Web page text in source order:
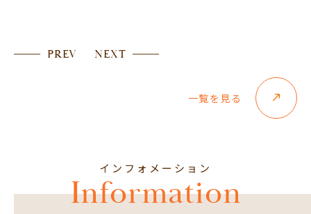
PREV NEXT
一覧を見る
Information
インフォメーション